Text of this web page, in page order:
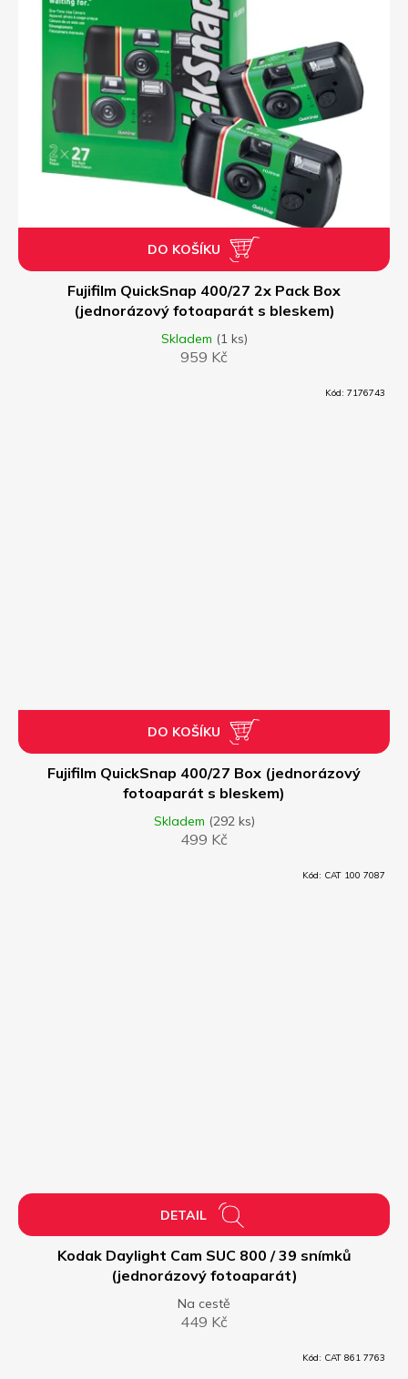
Fujifilm QuickSnap 400/27 2x Pack Box
(jednorázový fotoaparát s bleskem)
Skladem (1 ks)
959 Kč
DO KOŠÍKU
Fujifilm QuickSnap 400/27 Box (jednorázový
fotoaparát s bleskem)
Skladem (292 ks)
499 Kč
DO KOŠÍKU
Kód: 7176743
Kodak Daylight Cam SUC 800 / 39 snímků
(jednorázový fotoaparát)
Na cestě
449 Kč
DETAIL
Kód: CAT 100 7087
Kód: CAT 861 7763